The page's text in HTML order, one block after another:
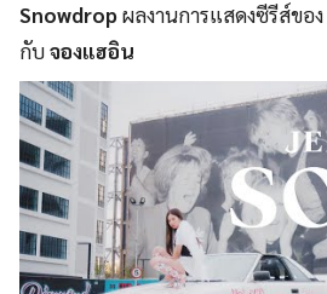
Snowdropผลงานการแสดงซีรีส์ของ
กับจองแฮอิน